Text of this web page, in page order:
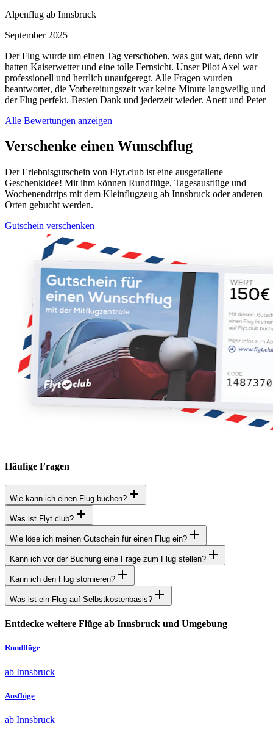
Alpenflug ab Innsbruck
September 2025
Der Flug wurde um einen Tag verschoben, was gut war, denn wir
hatten Kaiserwetter und eine tolle Fernsicht. Unser Pilot Axel war
professionell und herrlich unaufgeregt. Alle Fragen wurden
beantwortet, die Vorbereitungszeit war keine Minute langweilig und
der Flug perfekt. Besten Dank und jederzeit wieder. Anett und Peter
Alle Bewertungen anzeigen
Verschenke einen Wunschflug
Der Erlebnisgutschein von Flyt.club ist eine ausgefallene
Geschenkidee! Mit ihm können Rundflüge, Tagesausflüge und
Wochenendtrips mit dem Kleinflugzeug ab Innsbruck oder anderen
Orten gebucht werden.
Gutschein verschenken
Häufige Fragen
Wie kann ich einen Flug buchen?
Was ist Flyt.club?
Wie löse ich meinen Gutschein für einen Flug ein?
Kann ich vor der Buchung eine Frage zum Flug stellen?
Kann ich den Flug stornieren?
Was ist ein Flug auf Selbstkostenbasis?
Entdecke weitere Flüge ab Innsbruck und Umgebung
Rundflüge
ab Innsbruck
Ausflüge
ab Innsbruck